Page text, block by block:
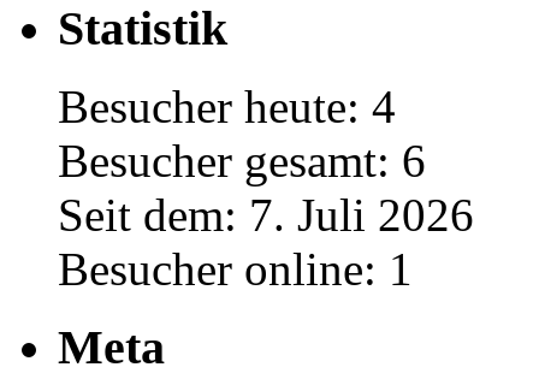
Statistik
Besucher heute: 4
Besucher gesamt: 6
Seit dem: 7. Juli 2026
Besucher online: 1
Meta